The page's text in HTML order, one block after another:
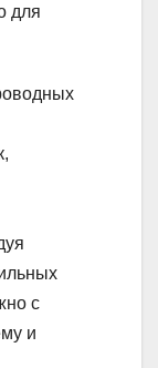
для
с
и